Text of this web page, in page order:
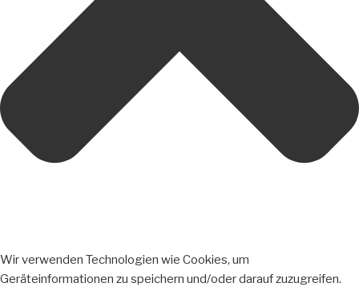
Wir verwenden Technologien wie Cookies, um
Geräteinformationen zu speichern und/oder darauf zuzugreifen.